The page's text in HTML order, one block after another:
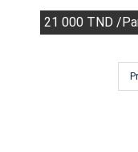
21 000 TND /